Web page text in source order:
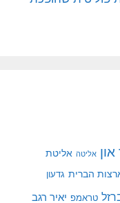
אליטה אליטת
הברית גדעון
טראמפ יאיר רגב